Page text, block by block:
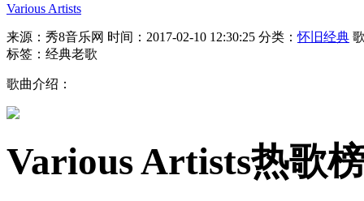
Various Artists
来源：秀8音乐网 时间：2017-02-10 12:30:25 分类：怀旧经典
标签：经典老歌
歌曲介绍：
Various Artists热歌